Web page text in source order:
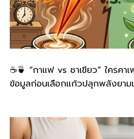
☕🍵 “กาแฟ vs ชาเขียว” ใครคา
ข้อมูลก่อนเลือกแก้วปลุกพลังยาม